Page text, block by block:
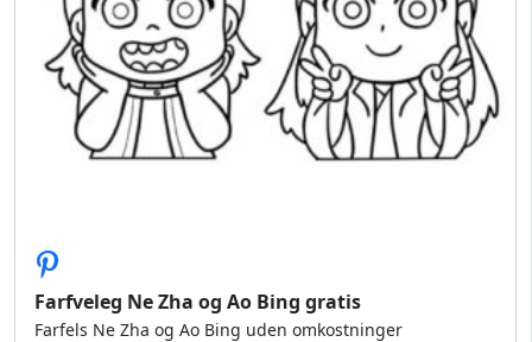
Farfveleg Ne Zha og Ao Bing gratis
Farfels Ne Zha og Ao Bing uden omkostninger